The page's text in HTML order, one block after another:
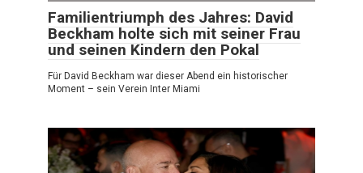
Familientriumph des Jahres: David
Beckham holte sich mit seiner Frau
und seinen Kindern den Pokal
Für David Beckham war dieser Abend ein historischer
Moment – sein Verein Inter Miami